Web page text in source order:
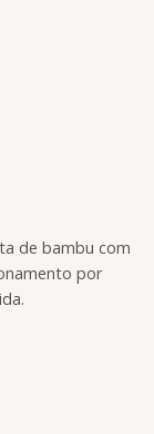
de bambu com
por